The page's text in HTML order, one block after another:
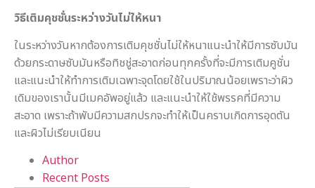
วิธีเติมคุชชั่นระหว่างวันไม่ให้หนา
ในระหว่างวันหากต้องการเติมคุชชั่นไม่ให้หนาแนะนำให้มีการซับมัน
ด้วยกระดาษซับมันหรือทิชชู่สะอาดก่อนทุกครั้งที่จะมีการเติมคูชั่น
และแนะนำให้ทำการเติมเฉพาะจุดโดยใช้ในปริมาณน้อยเพราะว่าผิว
เดิมของเรานั้นมีเมคอัพอยู่แล้ว และแนะนำให้ใช้พรรคที่มีความ
สะอาด เพราะถ้าพับมีความสกปรกจะทำให้เป็นคราบเกิดการอุดตัน
และผิวไม่เรียบเนียน
Author
Recent Posts